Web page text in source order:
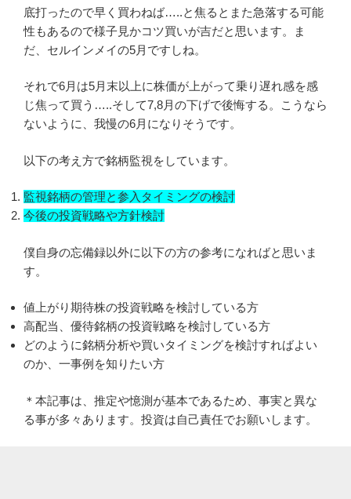
底打ったので早く買わねば…..と焦るとまた急落する可能
性もあるので様子見かコツ買いが吉だと思います。ま
だ、セルインメイの5月ですしね。
それで6月は5月末以上に株価が上がって乗り遅れ感を感
じ焦って買う…..そして7,8月の下げで後悔する。こうなら
ないように、我慢の6月になりそうです。
以下の考え方で銘柄監視をしています。
監視銘柄の管理と参入タイミングの検討
今後の投資戦略や方針検討
僕自身の忘備録以外に以下の方の参考になればと思いま
す。
値上がり期待株の投資戦略を検討している方
高配当、優待銘柄の投資戦略を検討している方
どのように銘柄分析や買いタイミングを検討すればよい
のか、一事例を知りたい方
＊本記事は、推定や憶測が基本であるため、事実と異な
る事が多々あります。投資は自己責任でお願いします。